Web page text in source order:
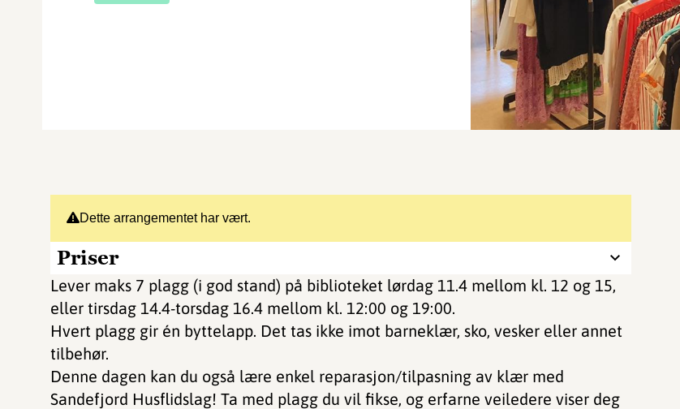
Dette arrangementet har vært.
Priser
Lever maks 7 plagg (i god stand) på biblioteket lørdag 11.4 mellom kl. 12 og 15,
eller tirsdag 14.4-torsdag 16.4 mellom kl. 12:00 og 19:00.
Hvert plagg gir én byttelapp. Det tas ikke imot barneklær, sko, vesker eller annet
tilbehør.
Denne dagen kan du også lære enkel reparasjon/tilpasning av klær med
Sandefjord Husflidslag! Ta med plagg du vil fikse, og erfarne veiledere viser deg